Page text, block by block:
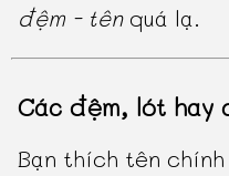
đệm - tênquá lạ.
Các đệm, lót hay
Bạn thích tên